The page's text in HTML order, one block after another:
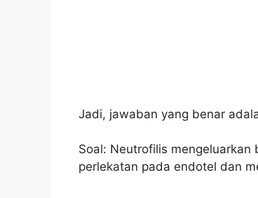
Jadi, jawaban yang benar
Soal: Neutrofilis
perlekatan pada endotel dan